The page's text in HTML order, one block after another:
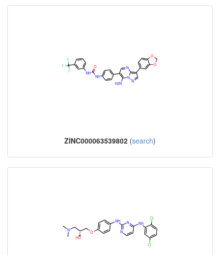
ZINC000063539802 (search)